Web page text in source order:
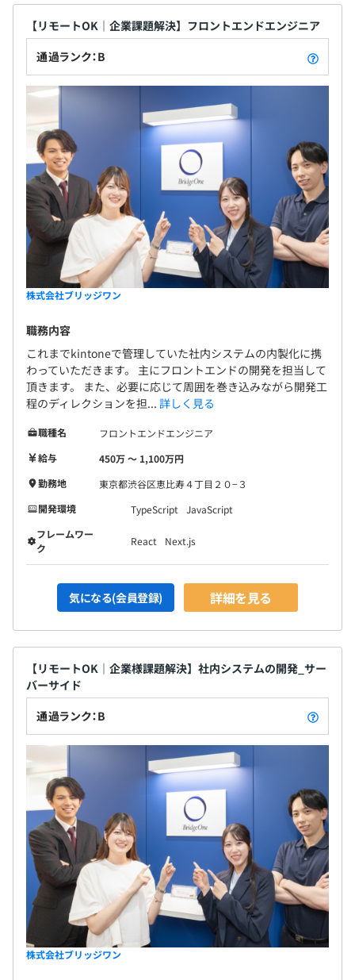
6カ月（期間中、雇用条件の変更はありません）
【リモートOK｜企業課題解決】フロントエンドエンジニア
通過ランク：B
株式会社ブリッジワン
職務内容
これまでkintoneで管理していた社内システムの内製化に携
わっていただきます。 主にフロントエンドの開発を担当して
頂きます。 また、必要に応じて周囲を巻き込みながら開発工
程のディレクションを担... 詳しく見る
職種名
フロントエンドエンジニア
給与
450万 〜 1,100万円
勤務地
東京都渋谷区恵比寿４丁目２０−３
開発環境
TypeScript
JavaScript
フレームワー
ク
React Next.js
気になる(会員登録) 詳細を見る
【リモートOK｜企業様課題解決】社内システムの開発_サー
バーサイド
通過ランク：B
株式会社ブリッジワン